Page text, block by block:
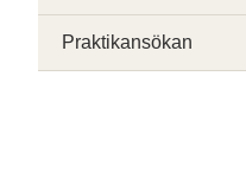
Praktikansökan